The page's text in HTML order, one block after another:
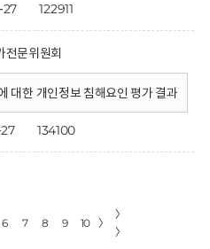
122911
전문위원회
대한 개인정보 침해요인 평가 결과
134100
6 7 8 9 10 〉
〉
〉